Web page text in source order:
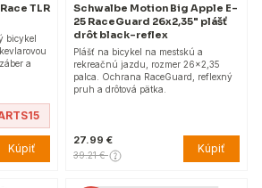
TLR
bicykel
a
Kúpiť
Schwalbe Motion Big Apple E-
25 RaceGuard 26x2,35" plášť
drôt black-reflex
Plášť na bicykel na mestskú a
rekreačnú jazdu, rozmer 26x2,35
palca. Ochrana RaceGuard, reflexný
pruh a drôtová pätka.
27.99 €
39.21 € Kúpiť